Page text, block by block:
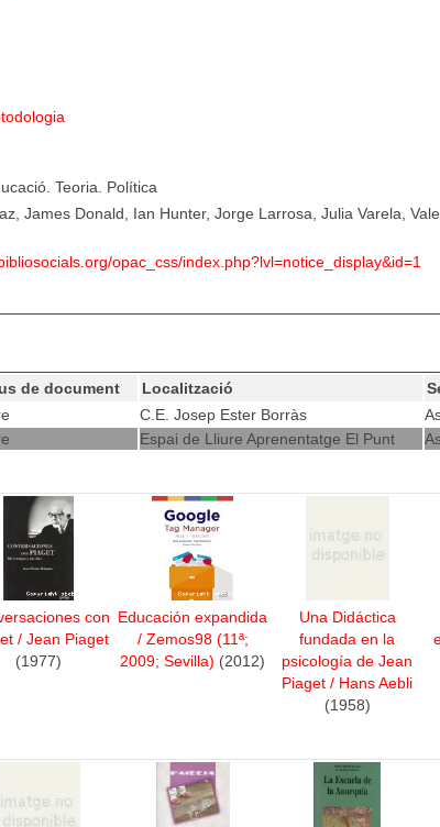
Teoria. Política
James Donald, Ian Hunter, Jorge Larrosa, Julia Varela,
opac_css/index.php?lvl=notice_display&id=1
de document Localització
C.E. Josep Ester Borràs
Espai de Lliure Aprenentatge El Punt
con
/ Jean Piaget
(1977)
Educación expandida
/ Zemos98 (11ª;
2009; Sevilla) (2012)
Una Didáctica
fundada en la
psicología de Jean
Piaget / Hans Aebli
(1958)